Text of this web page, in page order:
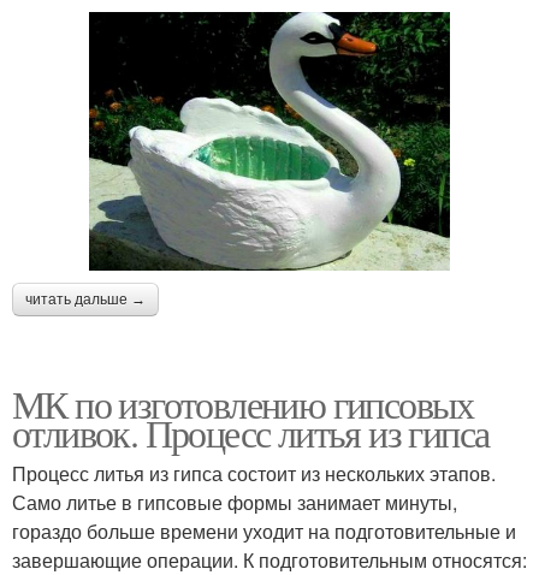
читать дальше →
МК по изготовлению гипсовых
отливок. Процесс литья из гипса
Процесс литья из гипса состоит из нескольких этапов.
Само литье в гипсовые формы занимает минуты,
гораздо больше времени уходит на подготовительные и
завершающие операции. К подготовительным относятся: